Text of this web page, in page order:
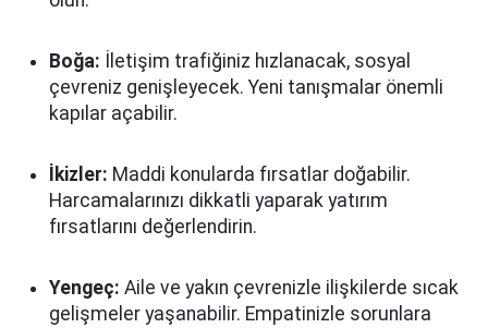
Boğa: İletişim trafiğiniz hızlanacak, sosyal
çevreniz genişleyecek. Yeni tanışmalar önemli
kapılar açabilir.
İkizler: Maddi konularda fırsatlar doğabilir.
Harcamalarınızı dikkatli yaparak yatırım
fırsatlarını değerlendirin.
Yengeç: Aile ve yakın çevrenizle ilişkilerde sıcak
gelişmeler yaşanabilir. Empatinizle sorunlara